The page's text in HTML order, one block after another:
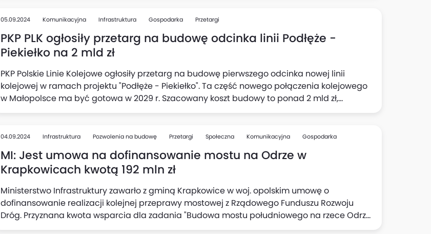
05.09.2024 Komunikacyjna Infrastruktura Gospodarka Przetargi
PKP PLK ogłosiły przetarg na budowę odcinka linii Podłęże -
Piekiełko na 2 mld zł
PKP Polskie Linie Kolejowe ogłosiły przetarg na budowę pierwszego odcinka nowej linii
kolejowej w ramach projektu "Podłęże - Piekiełko". Ta część nowego połączenia kolejowego
w Małopolsce ma być gotowa w 2029 r. Szacowany koszt budowy to ponad 2 mld zł,
zostanie on sfinansowany ze środków budżetowych, podało Ministerstwo Infrastruktury.
04.09.2024 Infrastruktura Pozwolenia na budowę Przetargi Społeczna Komunikacyjna Gospodarka
MI: Jest umowa na dofinansowanie mostu na Odrze w
Krapkowicach kwotą 192 mln zł
Ministerstwo Infrastruktury zawarło z gminą Krapkowice w woj. opolskim umowę o
dofinansowanie realizacji kolejnej przeprawy mostowej z Rządowego Funduszu Rozwoju
Dróg. Przyznana kwota wsparcia dla zadania "Budowa mostu południowego na rzece Odrze
w Krapkowicach i Gogolinie wraz z drogami dojazdowymi" wynosi 192 mln zł. Planowany